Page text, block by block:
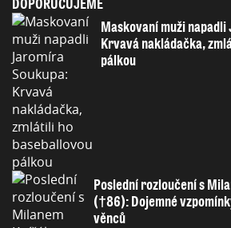
DOPORUČUJEME
Maskovaní muži
Krvavá nakládačka,
pálkou
Poslední rozloučení s
(†86): Dojemné
věnců